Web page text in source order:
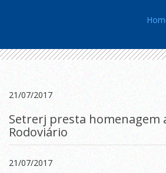
21/07/2017
Setrerj presta homenagem
Rodoviário
21/07/2017